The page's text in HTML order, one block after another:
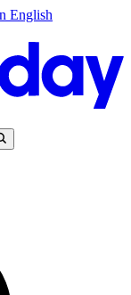
English